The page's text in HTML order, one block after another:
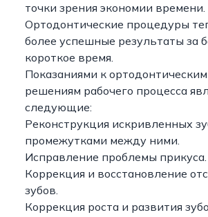
точки зрения экономии времени.
Ортодонтические процедуры
более успешные результаты за
короткое время.
Показаниями к
решениям рабочего процесса
следующие:
Реконструкция искривленных
промежутками между ними.
Исправление проблемы прикуса.
Коррекция и восстановление
зубов.
Коррекция роста и развития